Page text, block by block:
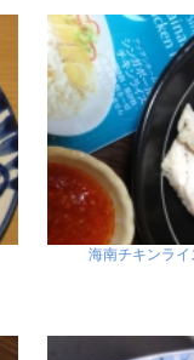
海南チキンラ